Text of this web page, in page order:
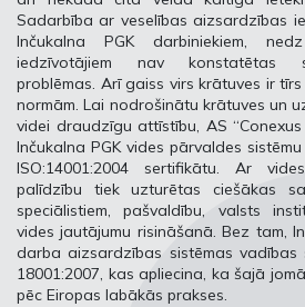
Sadarbība ar veselības aizsardzības
Inčukalna PGK darbiniekiem,
iedzīvotājiem nav konstatētas
problēmas. Arī gaiss virs krātuves ir
normām. Lai nodrošinātu krātuves un
videi draudzīgu attīstību, AS
Inčukalna PGK vides pārvaldes
ISO:14001:2004 sertifikātu. Ar
palīdzību tiek uzturētas ciešākas
speciālistiem, pašvaldību, valsts
vides jautājumu risināšanā. Bez tam,
darba aizsardzības sistēmas vadības
18001:2007, kas apliecina, ka šajā
pēc Eiropas labākās prakses.